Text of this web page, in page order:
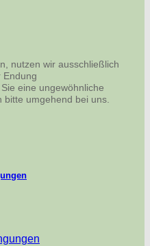
nutzen wir ausschließlich
Endung
eine ungewöhnliche
bitte umgehend bei uns.